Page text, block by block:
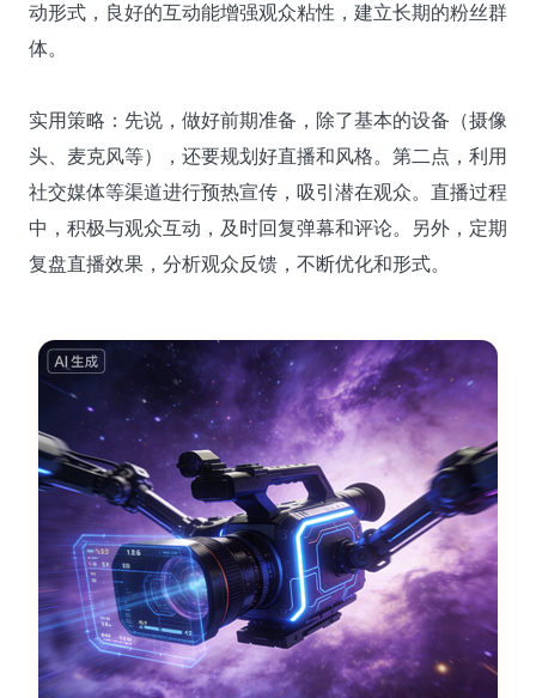
动形式，良好的互动能增强观众粘性，建立长期的粉丝群
体。
实用策略：先说，做好前期准备，除了基本的设备（摄像
头、麦克风等），还要规划好直播和风格。第二点，利用
社交媒体等渠道进行预热宣传，吸引潜在观众。直播过程
中，积极与观众互动，及时回复弹幕和评论。另外，定期
复盘直播效果，分析观众反馈，不断优化和形式。